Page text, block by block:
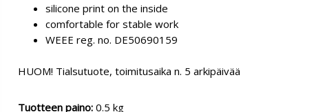
silicone print on the inside
comfortable for stable work
WEEE reg. no. DE50690159
HUOM! Tialsutuote, toimitusaika n. 5 arkipäivää
Tuotteen paino: 0.5 kg